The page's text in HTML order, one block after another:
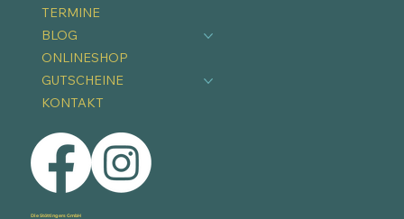
TERMINE
BLOG
ONLINESHOP
GUTSCHEINE
KONTAKT
Die Stöttingers GmbH